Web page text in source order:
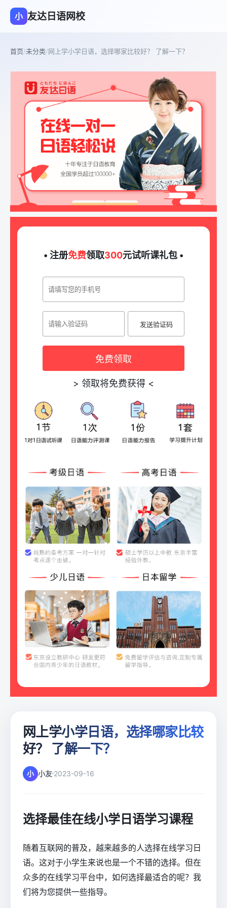
小 友达日语网校
首页/未分类/网上学小学日语，选择哪家比较好？ 了解一下？
• 注册免费领取300元试听课礼包 •
发送验证码
免费领取
> 领取将免费获得 <
网上学小学日语，选择哪家比较
好？ 了解一下？
小 小友 2023-09-16
选择最佳在线小学日语学习课程
随着互联网的普及，越来越多的人选择在线学习日
语。这对于小学生来说也是一个不错的选择。但在
众多的在线学习平台中，如何选择最适合的呢？我
们将为您提供一些指导。